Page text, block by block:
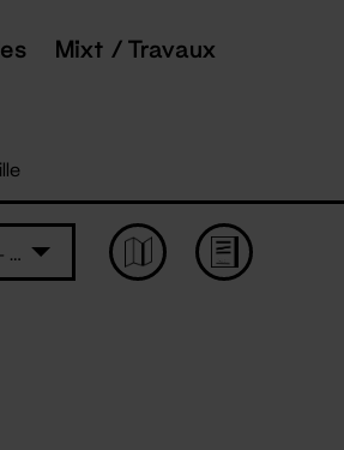
Mixt / Travaux
Espace Sèvria - La Haye Fouassière